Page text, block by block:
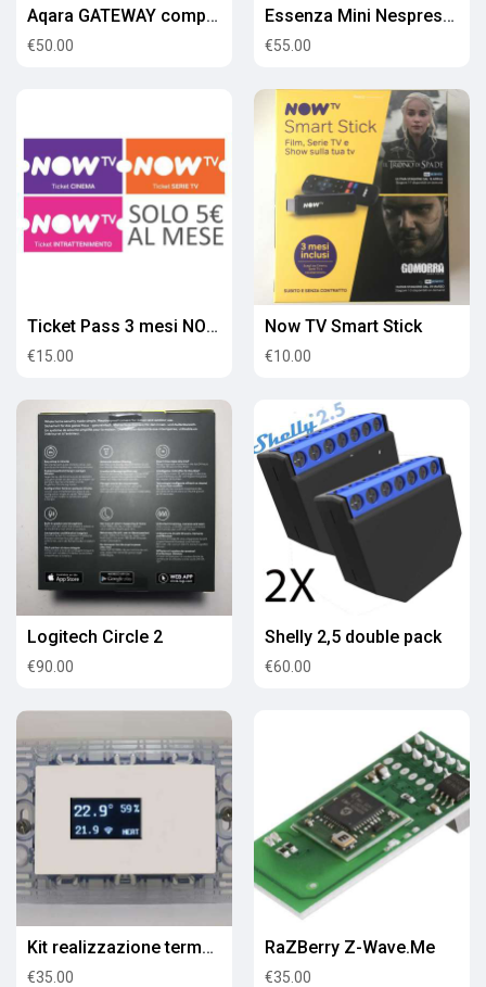
Aqara GATEWAY compatibile Homekit
€50.00
Essenza Mini Nespresso Piano Black C30
€55.00
Ticket Pass 3 mesi NOW TV
€15.00
Now TV Smart Stick
€10.00
Logitech Circle 2
€90.00
Shelly 2,5 double pack
€60.00
Kit realizzazione termostato Homekit
€35.00
RaZBerry Z-Wave.Me
€35.00